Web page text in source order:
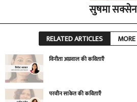
सुषमा
RELATED ARTICLES
विनीता अग्रवाल की कविताएँ
परवीन साकेत की कविताएँ